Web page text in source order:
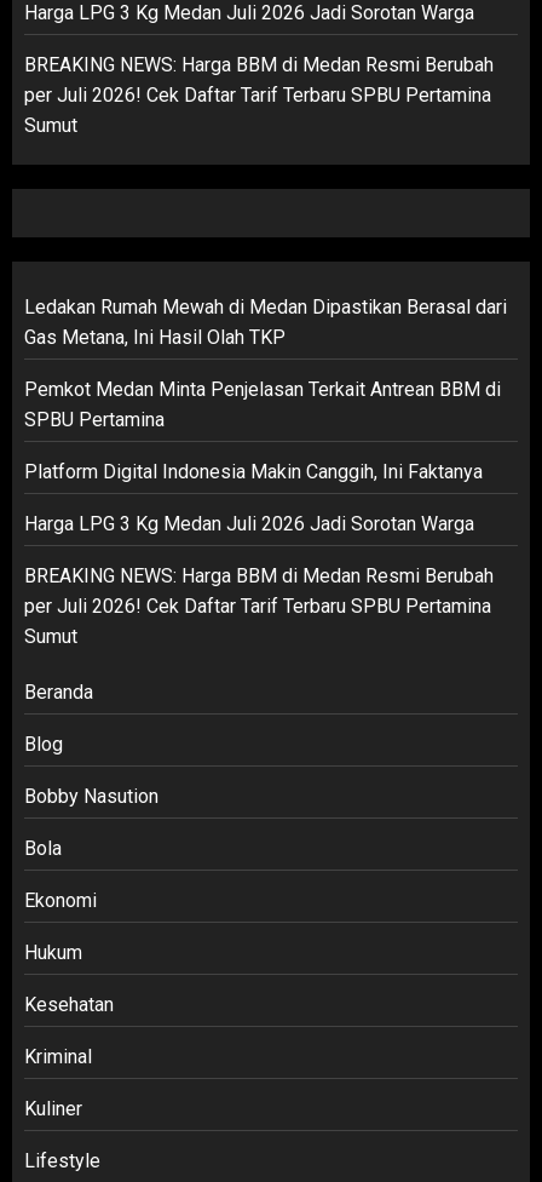
Harga LPG 3 Kg Medan Juli 2026 Jadi Sorotan Warga
BREAKING NEWS: Harga BBM di Medan Resmi Berubah
per Juli 2026! Cek Daftar Tarif Terbaru SPBU Pertamina
Sumut
Ledakan Rumah Mewah di Medan Dipastikan Berasal dari
Gas Metana, Ini Hasil Olah TKP
Pemkot Medan Minta Penjelasan Terkait Antrean BBM di
SPBU Pertamina
Platform Digital Indonesia Makin Canggih, Ini Faktanya
Harga LPG 3 Kg Medan Juli 2026 Jadi Sorotan Warga
BREAKING NEWS: Harga BBM di Medan Resmi Berubah
per Juli 2026! Cek Daftar Tarif Terbaru SPBU Pertamina
Sumut
Beranda
Blog
Bobby Nasution
Bola
Ekonomi
Hukum
Kesehatan
Kriminal
Kuliner
Lifestyle